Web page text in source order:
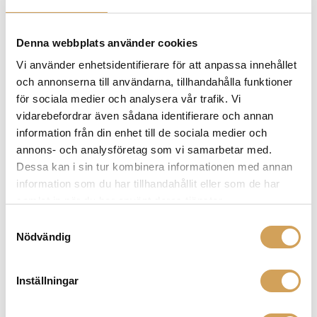
Denna webbplats använder cookies
Vi använder enhetsidentifierare för att anpassa innehållet
och annonserna till användarna, tillhandahålla funktioner
för sociala medier och analysera vår trafik. Vi
vidarebefordrar även sådana identifierare och annan
information från din enhet till de sociala medier och
annons- och analysföretag som vi samarbetar med.
Dessa kan i sin tur kombinera informationen med annan
information som du har tillhandahållit eller som de har
Nödvändig
Inställningar
Devialet Remote
DEVIALET
2 389,00 kr/st. Mer info »Den
här
produkten
har
flera
varianter.
De
olika
Fjärrkontroll/EverSolo